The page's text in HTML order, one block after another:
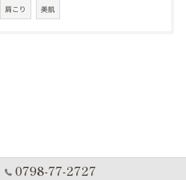
肩こり 美肌
0798-77-2727